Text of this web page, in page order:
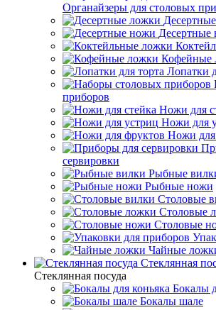
Органайзеры для столовых
Десертные
Кофейные
Лопатки
приборов
Ножи для
Ножи для
Ножи для
сервировки
Рыбные
Рыбные ножи
Столовые
Столовые
Столовые
Чайные
Стеклянная
Стеклянная посуда
Бокалы
Бокалы шале